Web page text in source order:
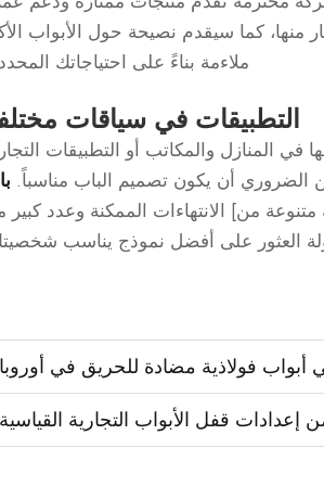
منها، كما سيقدم نصيحة حول الأبواب
ملاءمة بناءً على احتياجاتك
التطبيقات في سياقات
المنازل والمكاتب أو التطبيقات
أن يكون تصميم الباب مناسباً.
من] الانتهاءات الممكنة وعدد كبير
العثور على أفضل نموذج يناسب